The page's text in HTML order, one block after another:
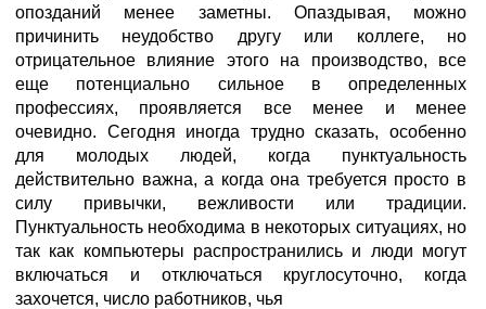
опозданий менее заметны. Опаздывая, можно
причинить неудобство другу или коллеге, но
отрицательное влияние этого на производство, все
еще потенциально сильное в определенных
профессиях, проявляется все менее и менее
очевидно. Сегодня иногда трудно сказать, особенно
для молодых людей, когда пунктуальность
действительно важна, а когда она требуется просто в
силу привычки, вежливости или традиции.
Пунктуальность необходима в некоторых ситуациях, но
так как компьютеры распространились и люди могут
включаться и отключаться круглосуточно, когда
захочется, число работников, чья